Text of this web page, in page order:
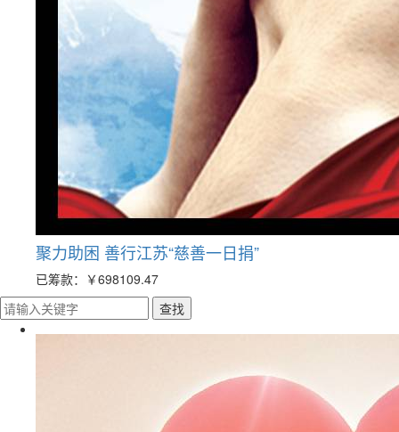
聚力助困 善行江苏“慈善一日捐”
已筹款： ￥698109.47